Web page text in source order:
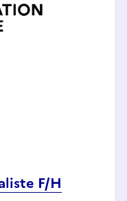
F/H